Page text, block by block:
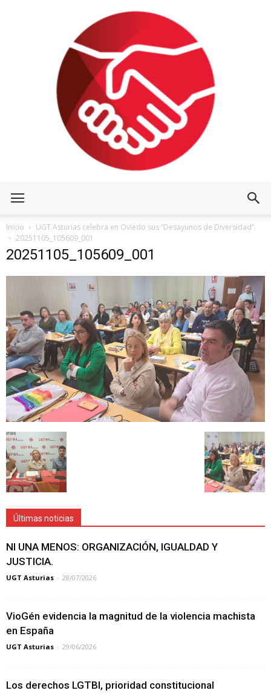
Inicio
UGT Asturias celebra en Oviedo sus “Desayunos de Diversidad”.
20251105_105609_001
20251105_105609_001
Últimas noticias
NI UNA MENOS: ORGANIZACIÓN, IGUALDAD Y
JUSTICIA.
UGT Asturias - 28/07/2026
VioGén evidencia la magnitud de la violencia machista
en España
UGT Asturias - 29/06/2026
Los derechos LGTBI, prioridad constitucional